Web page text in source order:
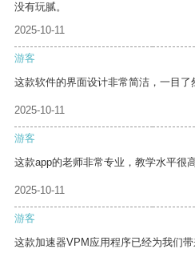
没有玩腻。
2025-10-11
游客
这款软件的界面设计非常简洁，一目了
2025-10-11
游客
这款app的老师非常专业，教学水平很
2025-10-11
游客
这款加速器VPM应用程序已经为我们带